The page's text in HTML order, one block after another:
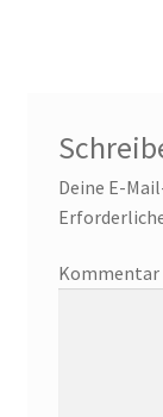
Deine E-
Kommentar